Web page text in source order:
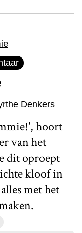
Denkers
hoort
van het
dit oproept
kloof in
met het